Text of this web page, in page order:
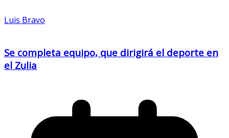
Luis Bravo
Se completa equipo, que dirigirá el deporte en
el Zulia